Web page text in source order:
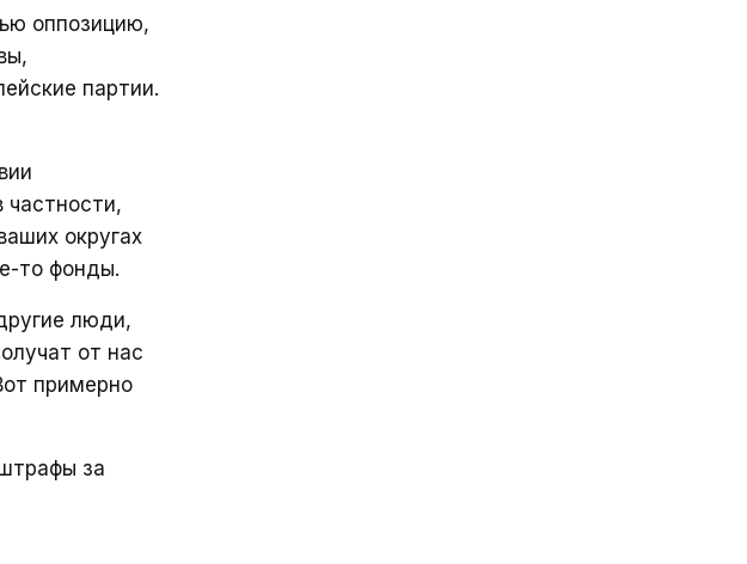
оппозицию,
партии.
частности,
округах
то фонды.
люди,
от нас
примерно
за